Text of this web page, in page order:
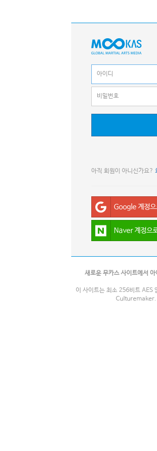
아직 회원이 아니신가요?
Google 계정
Naver 계정으
새로운 무카스 사이트에서
이 사이트는 최소 256비트 AES